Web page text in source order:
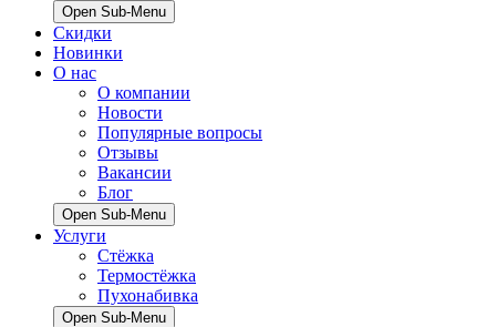
Open Sub-Menu
Скидки
Новинки
О нас
О компании
Новости
Популярные вопросы
Отзывы
Вакансии
Блог
Open Sub-Menu
Услуги
Стёжка
Термостёжка
Пухонабивка
Open Sub-Menu